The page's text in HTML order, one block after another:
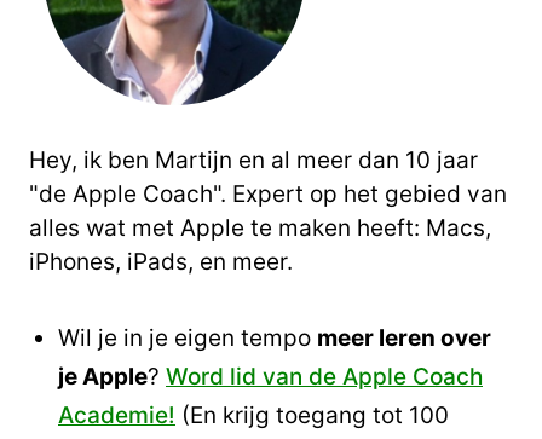
Hey, ik ben Martijn en al meer dan 10 jaar
"de Apple Coach". Expert op het gebied van
alles wat met Apple te maken heeft: Macs,
iPhones, iPads, en meer.
Wil je in je eigen tempo meer leren over
je Apple? Word lid van de Apple Coach
Academie! (En krijg toegang tot 100